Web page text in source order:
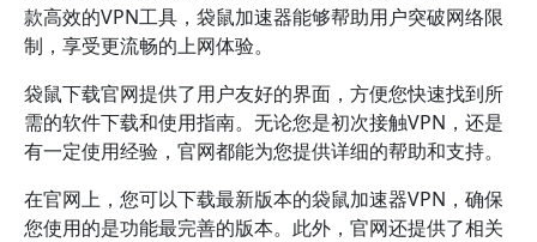
款高效的VPN工具，袋鼠加速器能够帮助用户突破网络限
制，享受更流畅的上网体验。
袋鼠下载官网提供了用户友好的界面，方便您快速找到所
需的软件下载和使用指南。无论您是初次接触VPN，还是
有一定使用经验，官网都能为您提供详细的帮助和支持。
在官网上，您可以下载最新版本的袋鼠加速器VPN，确保
您使用的是功能最完善的版本。此外，官网还提供了相关